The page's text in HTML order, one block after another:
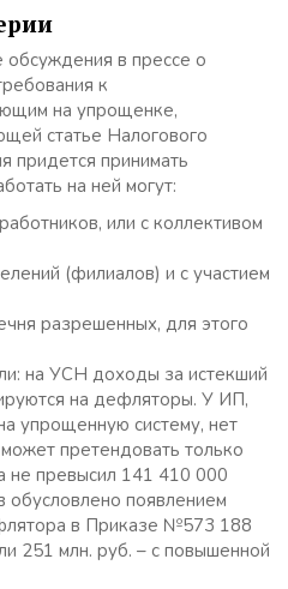
в прессе о
к
на упрощенке,
статье Налогового
придется принимать
на ней могут:
или с коллективом
(филиалов) и с участием
разрешенных, для этого
на УСН доходы за истекший
на дефляторы. У ИП,
упрощенную систему, нет
претендовать только
не превысил 141 410 000
обусловлено появлением
в Приказе №573 188
251 млн. руб. – с повышенной